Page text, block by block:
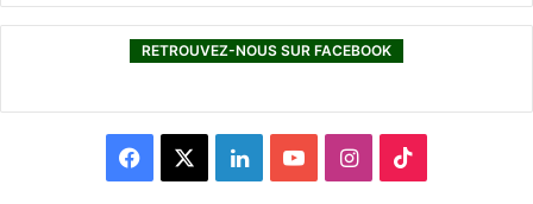
RETROUVEZ-NOUS SUR FACEBOOK
L
I